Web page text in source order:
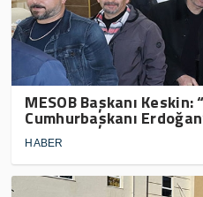
MESOB Başkanı Keskin:
Cumhurbaşkanı
HABER